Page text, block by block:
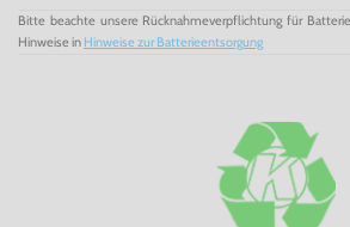
Bitte beachte unsere Rücknahmeverpflichtung für
Hinweise in Hinweise zur Batterieentsorgung